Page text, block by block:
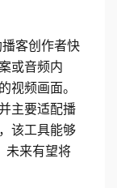
客创作者快
或音频内
视频画面。
主要适配播
该工具能够
未来有望将